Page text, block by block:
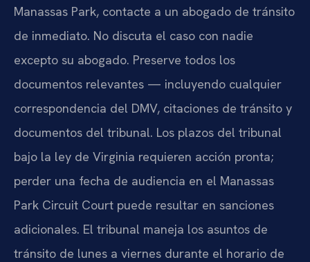
Manassas Park, contacte a un abogado de tránsito
de inmediato. No discuta el caso con nadie
excepto su abogado. Preserve todos los
documentos relevantes — incluyendo cualquier
correspondencia del DMV, citaciones de tránsito y
documentos del tribunal. Los plazos del tribunal
bajo la ley de Virginia requieren acción pronta;
perder una fecha de audiencia en el Manassas
Park Circuit Court puede resultar en sanciones
adicionales. El tribunal maneja los asuntos de
tránsito de lunes a viernes durante el horario de